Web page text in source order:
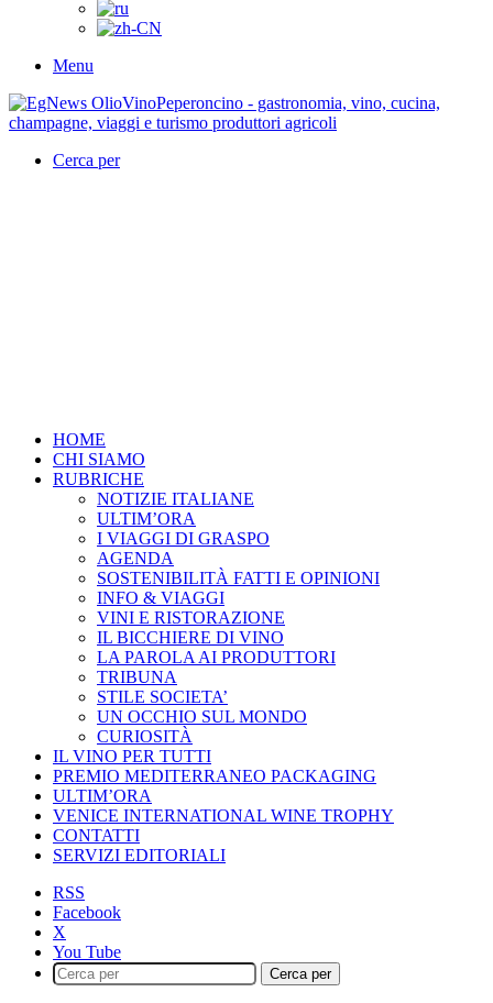
Menu
Cerca per
HOME
CHI SIAMO
RUBRICHE
NOTIZIE ITALIANE
ULTIM’ORA
I VIAGGI DI GRASPO
AGENDA
SOSTENIBILITÀ FATTI E OPINIONI
INFO & VIAGGI
VINI E RISTORAZIONE
IL BICCHIERE DI VINO
LA PAROLA AI PRODUTTORI
TRIBUNA
STILE SOCIETA’
UN OCCHIO SUL MONDO
CURIOSITÀ
IL VINO PER TUTTI
PREMIO MEDITERRANEO PACKAGING
ULTIM’ORA
VENICE INTERNATIONAL WINE TROPHY
CONTATTI
SERVIZI EDITORIALI
RSS
Facebook
X
You Tube
Cerca per